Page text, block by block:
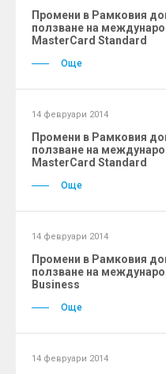
Промени в Рамковия
ползване на
MasterCard Standard
Още
14 февруари 2014
Промени в Рамковия
ползване на
MasterCard Standard
Още
14 февруари 2014
Промени в Рамковия
ползване на
Business
Още
14 февруари 2014